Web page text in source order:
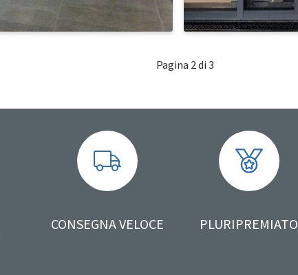
Pagina 2di 3
CONSEGNA VELOCE PLURIPREMIATO